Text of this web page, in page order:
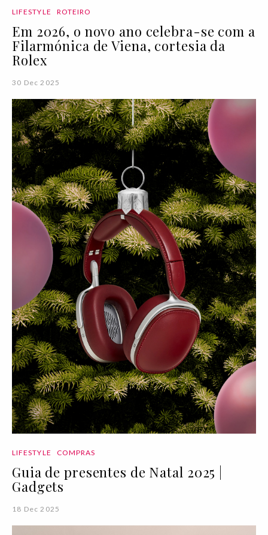
LIFESTYLE ROTEIRO
Em 2026, o novo ano celebra-se com a
Filarmónica de Viena, cortesia da
Rolex
30 Dec 2025
LIFESTYLE COMPRAS
Guia de presentes de Natal 2025 |
Gadgets
18 Dec 2025